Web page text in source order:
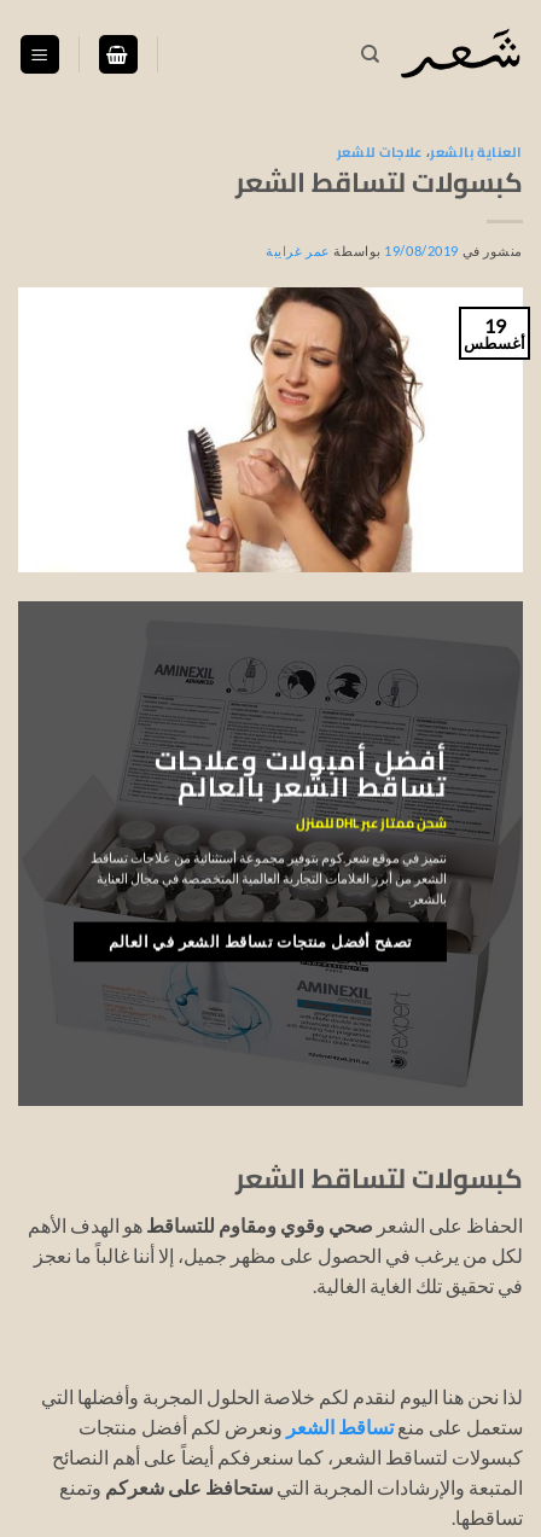
للمحتوى
العناية بالشعر،علاجات للشعر
كبسولات لتساقط الشعر
منشور في 19/08/2019 بواسطة عمر غرايبة
19
أغسطس
أفضل أمبولات وعلاجات
تساقط الشعر بالعالم
شحن ممتاز عبر DHL للمنزل
نتميز في موقع شعر.كوم بتوفير مجموعة أستثنائية من علاجات تساقط
الشعر من أبرز العلامات التجارية العالمية المتخصصه في مجال العناية
بالشعر.
تصفح أفضل منتجات تساقط الشعر في العالم
كبسولات لتساقط الشعر
الحفاظ على الشعر صحي وقوي ومقاوم للتساقط هو الهدف الأهم
لكل من يرغب في الحصول على مظهر جميل، إلا أننا غالباً ما نعجز
في تحقيق تلك الغاية الغالية.
لذا نحن هنا اليوم لنقدم لكم خلاصة الحلول المجربة وأفضلها التي
ستعمل على منعتساقط الشعر ونعرض لكم أفضل منتجات
كبسولات لتساقط الشعر، كما سنعرفكم أيضاً على أهم النصائح
المتبعة والإرشادات المجربة التي ستحافظ على شعركم وتمنع
تساقطها.